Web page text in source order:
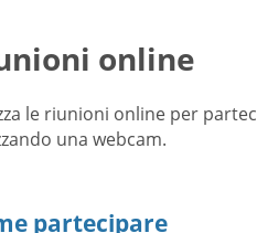
online
le riunioni online per
una webcam.
partecipare